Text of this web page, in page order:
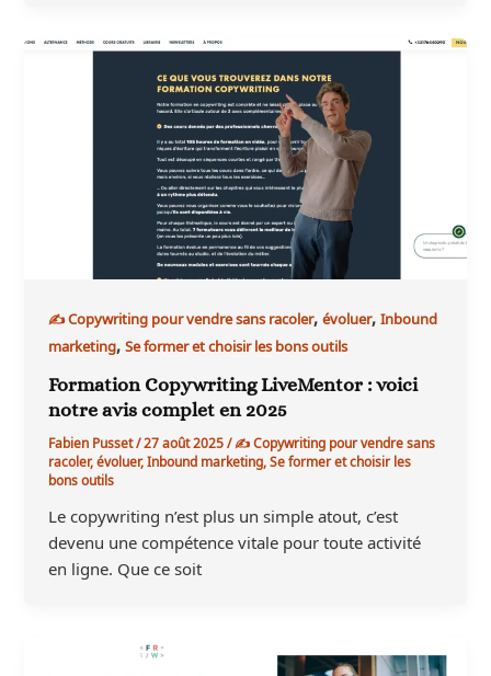
✍️ Copywriting pour vendre sans racoler,évoluer,Inbound
marketing,Se former et choisir les bons outils
Formation Copywriting LiveMentor : voici
notre avis complet en 2025
Fabien Pusset/27 août 2025/✍️ Copywriting pour vendre sans
racoler,évoluer,Inbound marketing,Se former et choisir les
bons outils
Le copywriting n’est plus un simple atout, c’est
devenu une compétence vitale pour toute activité
en ligne. Que ce soit